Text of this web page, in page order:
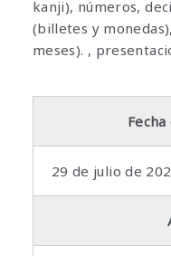
kanji), números,
(billetes y
meses). ,
29 de julio de